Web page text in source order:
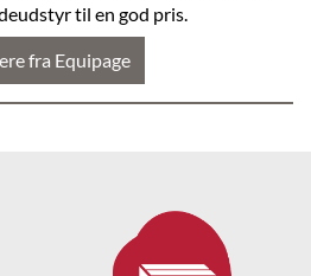
til en god pris.
fra Equipage